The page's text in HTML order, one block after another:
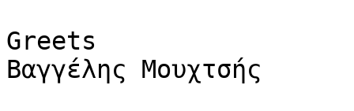
Greets
Βαγγέλης Μουχτσής